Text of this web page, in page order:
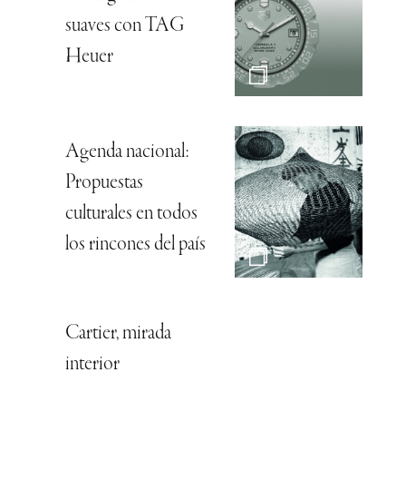
suaves con TAG
Heuer
Agenda nacional:
Propuestas
culturales en todos
los rincones del país
Cartier, mirada
interior